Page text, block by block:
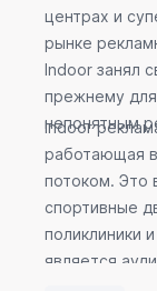
центрах и
рынке
Indoor занял
прежнему для
непонятным
Indoor
работающая
потоком. Это
спортивные
поликлиники
является